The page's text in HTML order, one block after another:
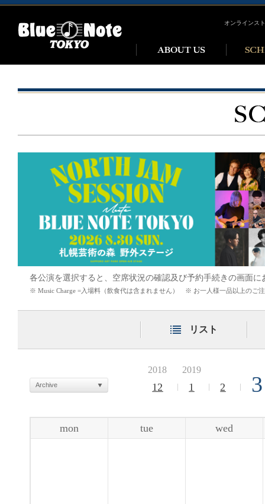
オンラインス
各公演を選択すると、空席状況の確認及び予約手続きの画面に
※ Music Charge =入場料（飲食代は含まれません） ※ お一人様一品以上のご
リスト
2018
12
2019
1 2 3
Archive
mon tue wed